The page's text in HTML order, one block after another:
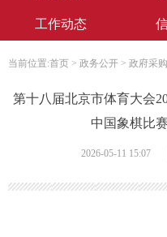
工作动态
当前位置:首页 > 政务公开 > 政府采购
第十八届北京市体育大会
中国象棋比
2026-05-11 15:07